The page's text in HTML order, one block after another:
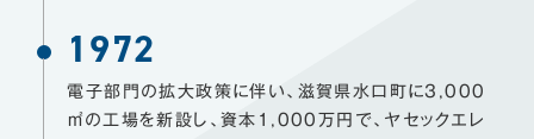
1972
電子部門の拡大政策に伴い、滋賀県水口町に3,000
㎡の工場を新設し、 資本1,000万円で、ヤセックエレ